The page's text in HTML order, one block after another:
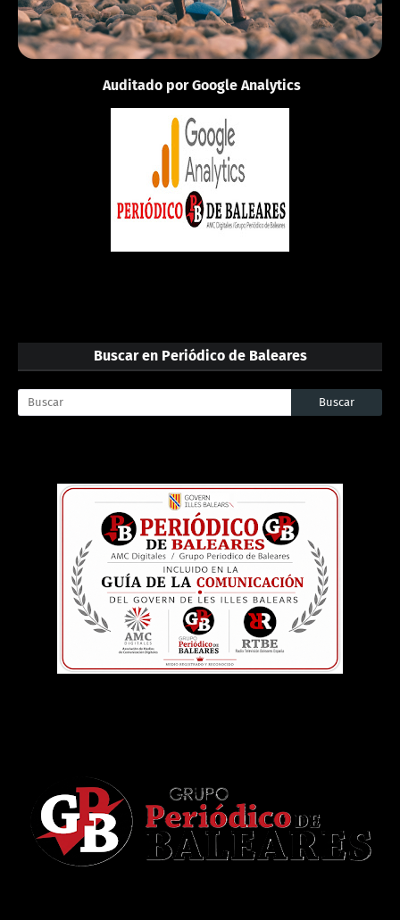
Auditado por Google Analytics
Buscar en Periódico de Baleares